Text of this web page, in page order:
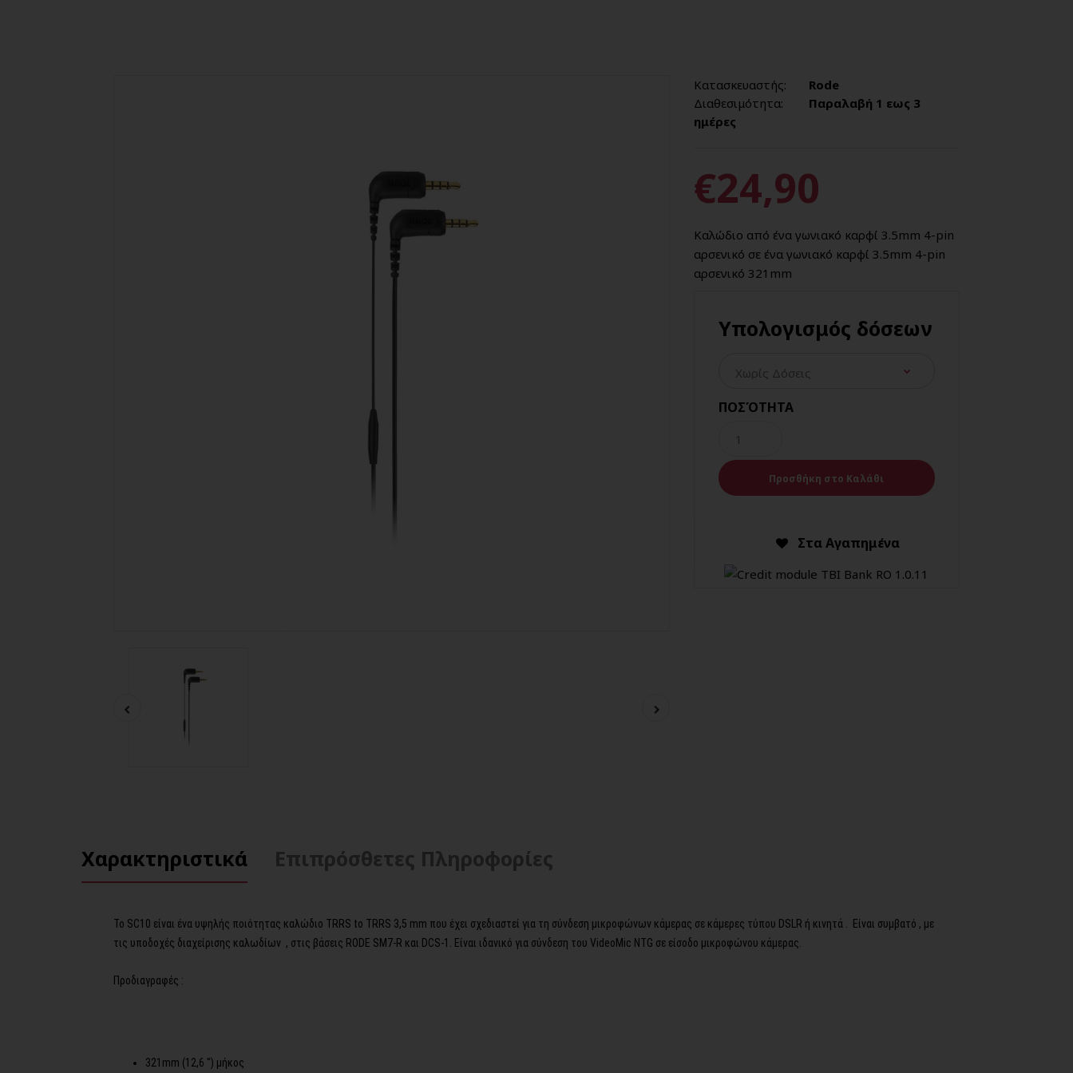
Κατασκευαστής:
Rode
Διαθεσιμότητα:
Παραλαβή 1 εως 3
ημέρες
€24,90
Καλώδιο από ένα γωνιακό καρφί 3.5mm 4-pin
αρσενικό σε ένα γωνιακό καρφί 3.5mm 4-pin
αρσενικό 321mm
Υπολογισμός δόσεων
ΠΟΣΌΤΗΤΑ
Στα Αγαπημένα
Χαρακτηριστικά Επιπρόσθετες Πληροφορίες
Το SC10 είναι ένα υψηλής ποιότητας καλώδιο TRRS to TRRS 3,5 mm που έχει σχεδιαστεί για τη σύνδεση μικροφώνων κάμερας σε κάμερες τύπου DSLR ή κινητά . Είναι συμβατό , με
τις υποδοχές διαχείρισης καλωδίων , στις βάσεις RODE SM7-R και DCS-1. Είναι ιδανικό για σύνδεση του VideoMic NTG σε είσοδο μικροφώνου κάμερας.
Προδιαγραφές :
321mm (12,6 ") μήκος